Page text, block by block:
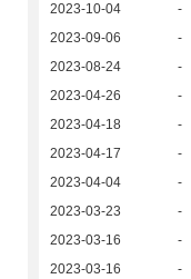
2023-10-04
-
2023-09-06
-
2023-08-24
-
2023-04-26
-
2023-04-18
-
2023-04-17
-
2023-04-04
-
2023-03-23
-
2023-03-16
-
2023-03-16
-